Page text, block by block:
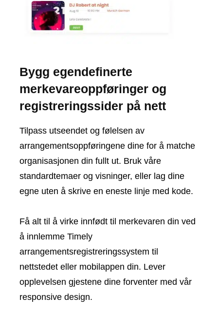
Bygg egendefinerte
merkevareoppføringer og
registreringssider på nett
Tilpass utseendet og følelsen av
arrangementsoppføringene dine for å matche
organisasjonen din fullt ut. Bruk våre
standardtemaer og visninger, eller lag dine
egne uten å skrive en eneste linje med kode.
Få alt til å virke innfødt til merkevaren din ved
å innlemme Timely
arrangementsregistreringssystem til
nettstedet eller mobilappen din. Lever
opplevelsen gjestene dine forventer med vår
responsive design.